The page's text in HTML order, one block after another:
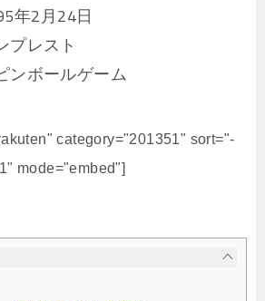
年2月24日
レスト
ンボールゲーム
category="201351" sort="-
mode="embed"]